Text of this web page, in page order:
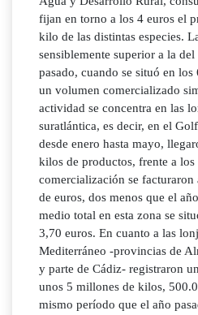
fijan en torno a los 4 euros el
kilo de las distintas especies.
sensiblemente superior a la
pasado, cuando se situó en
un volumen comercializado
actividad se concentra en las
suratlántica, es decir, en el
desde enero hasta mayo,
kilos de productos, frente a
comercialización se
de euros, dos menos que el
medio total en esta zona se
3,70 euros. En cuanto a las
Mediterráneo -provincias de
y parte de Cádiz- registraron
unos 5 millones de kilos,
mismo período que el año